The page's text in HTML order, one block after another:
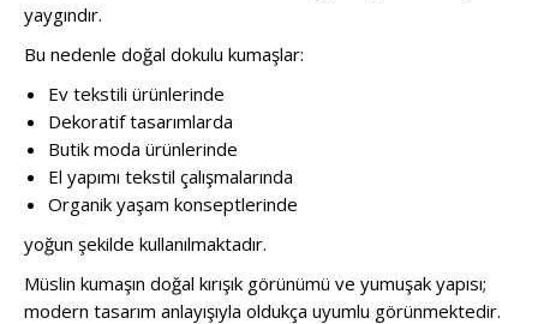
yaygındır.
Bu nedenle doğal dokulu kumaşlar:
Ev tekstili ürünlerinde
Dekoratif tasarımlarda
Butik moda ürünlerinde
El yapımı tekstil çalışmalarında
Organik yaşam konseptlerinde
yoğun şekilde kullanılmaktadır.
Müslin kumaşın doğal kırışık görünümü ve yumuşak yapısı;
modern tasarım anlayışıyla oldukça uyumlu görünmektedir.